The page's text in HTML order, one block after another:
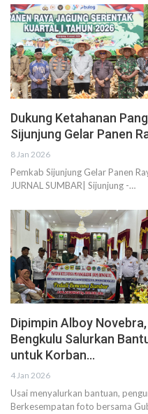
Dukung Ketahanan
Sijunjung Gelar Panen
8 Jan 2026
Pemkab Sijunjung Gelar Panen
JURNAL SUMBAR| Sijunjung -…
Dipimpin Alboy
Bengkulu Salurkan
untuk Korban…
4 Jan 2026
Usai menyalurkan bantuan,
Berkesempatan foto bersama